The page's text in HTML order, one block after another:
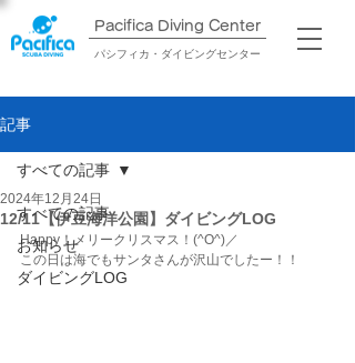
Pacifica Diving Center​
パシフィカ・ダイビングセンター
記事
すべての記事
お知らせ
ダイビングLOG
すべての記事
12/11【伊豆海洋公園】ダイビングLOG
2024年12月24日
Happy！メリークリスマス！(^O^)／
この日は海でもサンタさんが沢山でしたー！！